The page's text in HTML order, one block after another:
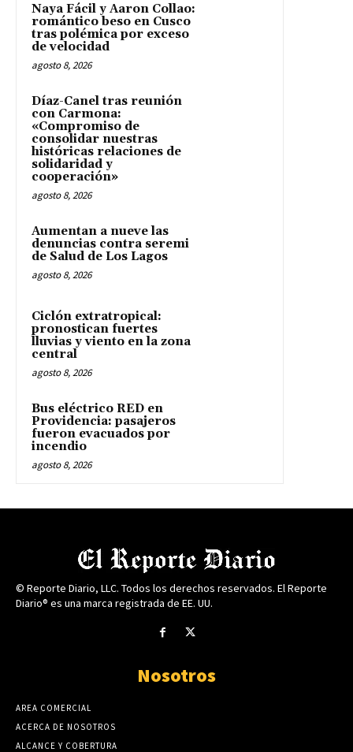
Naya Fácil y Aaron Collao:
romántico beso en Cusco
tras polémica por exceso
de velocidad
agosto 8, 2026
Díaz-Canel tras reunión
con Carmona:
«Compromiso de
consolidar nuestras
históricas relaciones de
solidaridad y
cooperación»
agosto 8, 2026
Aumentan a nueve las
denuncias contra seremi
de Salud de Los Lagos
agosto 8, 2026
Ciclón extratropical:
pronostican fuertes
lluvias y viento en la zona
central
agosto 8, 2026
Bus eléctrico RED en
Providencia: pasajeros
fueron evacuados por
incendio
agosto 8, 2026
© Reporte Diario, LLC. Todos los derechos reservados. El Reporte
Diario® es una marca registrada de EE. UU.
Nosotros
AREA COMERCIAL
ACERCA DE NOSOTROS
ALCANCE Y COBERTURA